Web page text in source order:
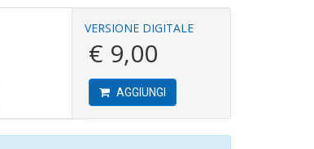
VERSIONE DIGITALE
€ 9,00
AGGIUNGI